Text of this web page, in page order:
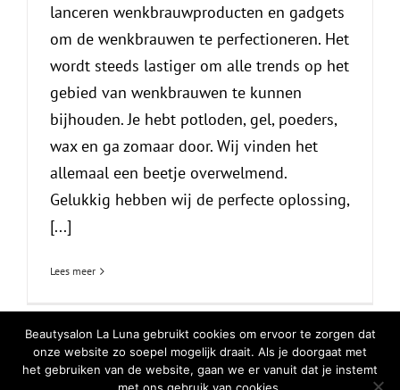
lanceren wenkbrauwproducten en gadgets
om de wenkbrauwen te perfectioneren. Het
wordt steeds lastiger om alle trends op het
gebied van wenkbrauwen te kunnen
bijhouden. Je hebt potloden, gel, poeders,
wax en ga zomaar door. Wij vinden het
allemaal een beetje overwelmend.
Gelukkig hebben wij de perfecte oplossing,
[...]
Lees meer
© Copyright2026 | All Rights Reserved | Privacy Verklaring |Cookiebeleid
Beautysalon La Luna gebruikt cookies om ervoor te zorgen dat
onze website zo soepel mogelijk draait. Als je doorgaat met
het gebruiken van de website, gaan we er vanuit dat je instemt